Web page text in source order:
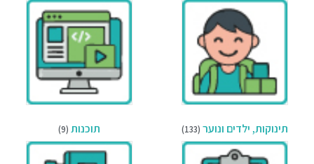
תינוקות, ילדים ונוער (133) תוכנות (9)